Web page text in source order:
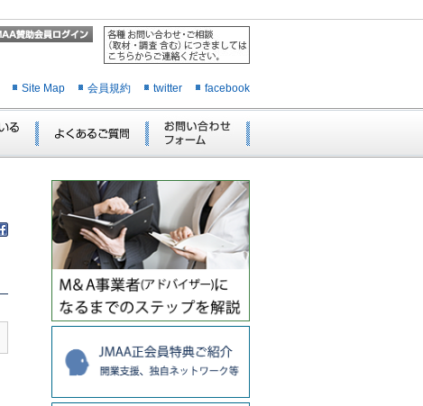
Site Map 会員規約 twitter facebook